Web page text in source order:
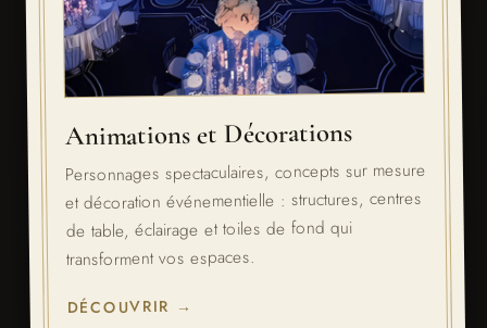
Animations et Décorations
Personnages spectaculaires, concepts sur mesure
et décoration événementielle : structures, centres
de table, éclairage et toiles de fond qui
transforment vos espaces.
DÉCOUVRIR →